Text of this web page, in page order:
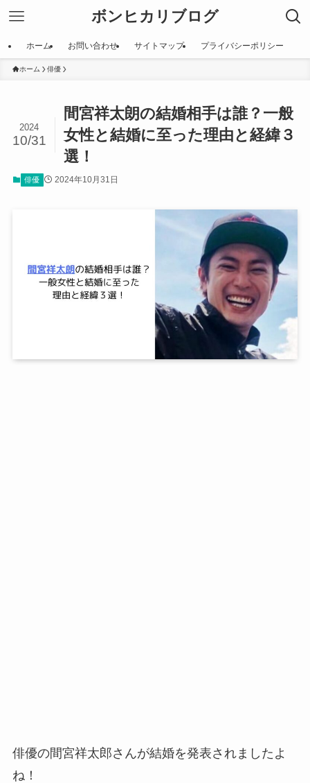
ボンヒカリブログ
ホーム お問い合わせ サイトマップ プライバシーポリシー
ホーム 俳優
間宮祥太朗の結婚相手は誰？一般
女性と結婚に至った理由と経緯３
選！
2024
10/31
俳優 2024年10月31日
俳優の間宮祥太郎さんが結婚を発表されましたよ
ね！